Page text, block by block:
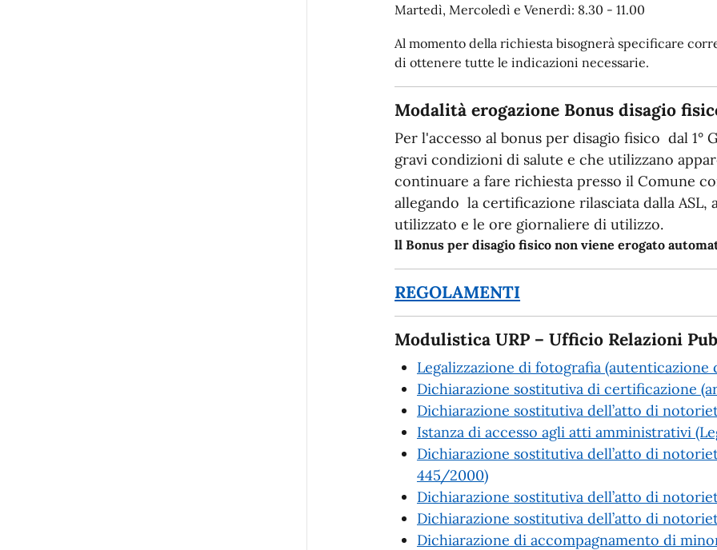
Martedì, Mercoledì e Venerdì: 8.30 - 11.00
Al momento della richiesta bisognerà specificare
di ottenere tutte le indicazioni necessarie.
Modalità erogazione Bonus disagio
Per l'accesso al bonus per disagio fisico dal 1°
gravi condizioni di salute e che utilizzano
continuare a fare richiesta presso il Comune
allegando la certificazione rilasciata dalla
utilizzato e le ore giornaliere di utilizzo.
ll Bonus per disagio fisico non viene erogato
REGOLAMENTI
Modulistica URP – Ufficio Relazioni
Legalizzazione di fotografia (autenticazione
Dichiarazione sostitutiva di certificazione
Dichiarazione sostitutiva dell’atto di
Istanza di accesso agli atti amministrativi
Dichiarazione sostitutiva dell’atto di
445/2000)
Dichiarazione sostitutiva dell’atto di
Dichiarazione sostitutiva dell’atto di
Dichiarazione di accompagnamento di